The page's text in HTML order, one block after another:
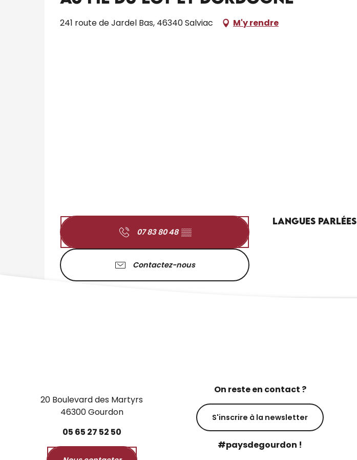
241 route de Jardel Bas, 46340 Salviac M'y rendre
07 83 80 48 ▒▒
Contactez-nous
Langues parlées
Langues parlées
20 Boulevard des Martyrs
46300 Gourdon
05 65 27 52 50
On reste en contact ?
S'inscrire à la newsletter
#paysdegourdon !